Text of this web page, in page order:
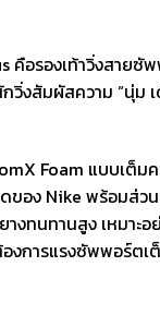
คือรองเท้าวิ่งสายซั
วิ่งสัมผัสความ “นุ่ม
Foam แบบเต็ม
อง Nike พร้อมส่วน
งทนทานสูง เหมาะอ
งการแรงซัพพอร์ตเ